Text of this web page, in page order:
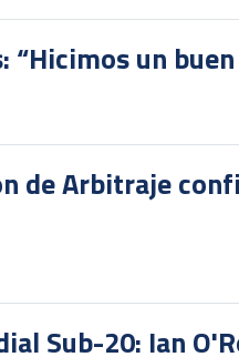
“Hicimos un
de Arbitraje
Sub-20: Ian